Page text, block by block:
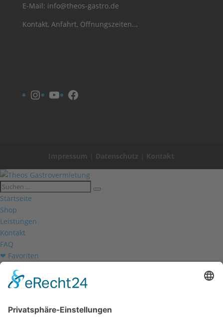
E-Mail: info@theos-gastro.de
Kontakt, Anfahrt, Öffnungszeiten...
Instagram
YouTubeFacebook
Impressum Datenschutz Kontakt
Startseite
Shop
Leistungen
Kontakt
FAQ
❤ Favoriten
Mein Konto